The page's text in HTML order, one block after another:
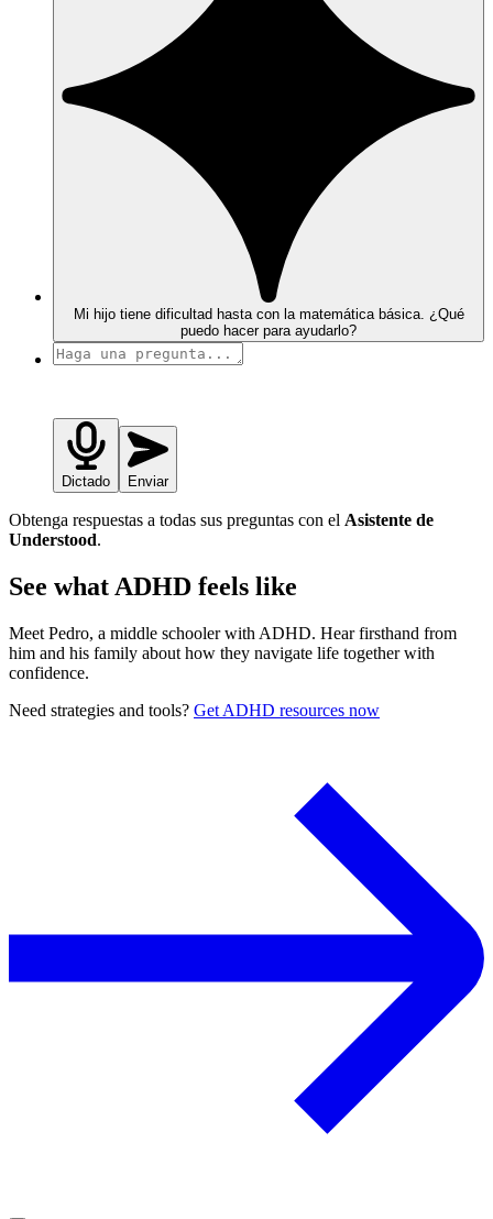
Mi hijo tiene dificultad hasta con la matemática básica. ¿Qué
puedo hacer para ayudarlo?
Dictado Enviar
Obtenga respuestas a todas sus preguntas con el Asistente de
Understood.
See what ADHD feels like
Meet Pedro, a middle schooler with ADHD. Hear firsthand from
him and his family about how they navigate life together with
confidence.
Need strategies and tools? Get ADHD resources now